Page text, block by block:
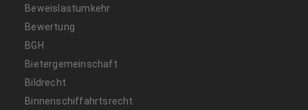
Beweislastumkehr
Bewertung
BGH
Bietergemeinschaft
Bildrecht
Binnenschiffahrtsrecht